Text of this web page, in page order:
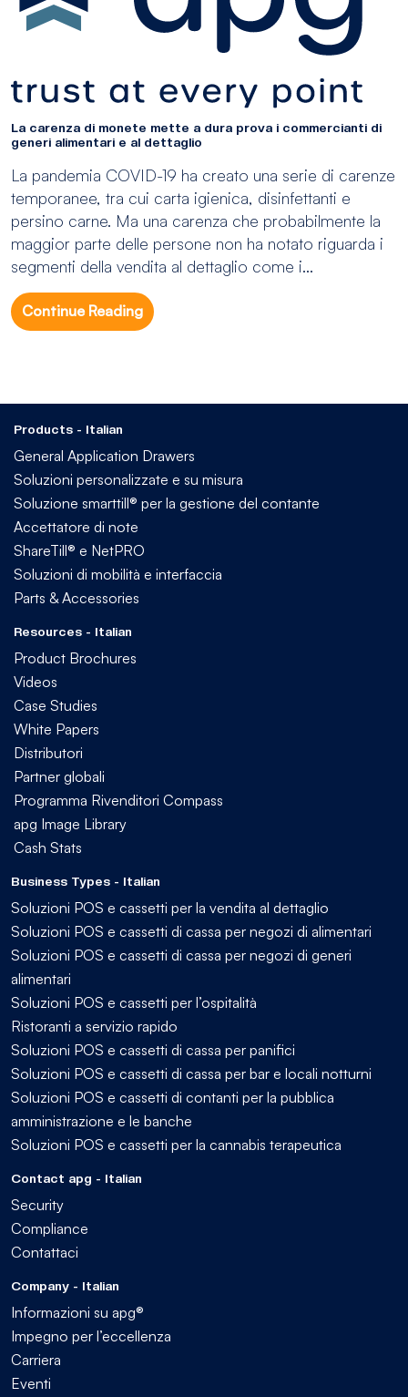
La carenza di monete mette a dura prova i commercianti di
generi alimentari e al dettaglio
La pandemia COVID-19 ha creato una serie di carenze
temporanee, tra cui carta igienica, disinfettanti e
persino carne. Ma una carenza che probabilmente la
maggior parte delle persone non ha notato riguarda i
segmenti della vendita al dettaglio come i...
Continue Reading
Products - Italian
General Application Drawers
Soluzioni personalizzate e su misura
Soluzione smarttill® per la gestione del contante
Accettatore di note
ShareTill® e NetPRO
Soluzioni di mobilità e interfaccia
Parts & Accessories
Resources - Italian
Product Brochures
Videos
Case Studies
White Papers
Distributori
Partner globali
Programma Rivenditori Compass
apg Image Library
Cash Stats
Business Types - Italian
Soluzioni POS e cassetti per la vendita al dettaglio
Soluzioni POS e cassetti di cassa per negozi di alimentari
Soluzioni POS e cassetti di cassa per negozi di generi
alimentari
Soluzioni POS e cassetti per l’ospitalità
Ristoranti a servizio rapido
Soluzioni POS e cassetti di cassa per panifici
Soluzioni POS e cassetti di cassa per bar e locali notturni
Soluzioni POS e cassetti di contanti per la pubblica
amministrazione e le banche
Soluzioni POS e cassetti per la cannabis terapeutica
Contact apg - Italian
Security
Compliance
Contattaci
Company - Italian
Informazioni su apg®
Impegno per l’eccellenza
Carriera
Eventi